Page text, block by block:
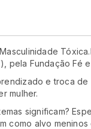
pela Fundação Fé
e troca
mulher.
significam?
como alvo